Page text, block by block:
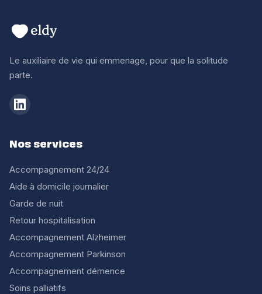
Le auxiliaire de vie qui emmenage, pour que la solitude
parte.
Nos services
Accompagnement 24/24
Aide à domicile journalier
Garde de nuit
Retour hospitalisation
Accompagnement Alzheimer
Accompagnement Parkinson
Accompagnement démence
Soins palliatifs